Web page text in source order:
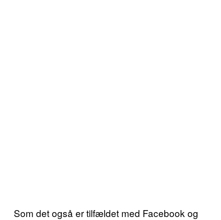
Som det også er tilfældet med Facebook og